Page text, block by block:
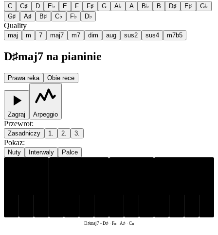
C C♯ D E♭ E F F♯ G A♭ A B♭ B D♯ E♯
G♭
G♯
A♯ B♯ C♭ F♭ D♭
Quality
maj m 7 maj7 m7 dim aug sus2 sus4 m7b5
D♯maj7 na pianinie
Prawa reka Obie rece
Zagraj Arpeggio
Przewrot:
Zasadniczy 1. 2. 3.
Pokaz:
Nuty Interwaly Palce
D♯maj7-D♯ · F𝄪 · A♯ · C𝄪